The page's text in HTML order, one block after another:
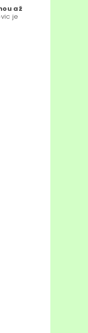
až
je